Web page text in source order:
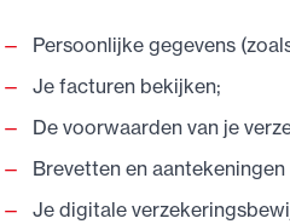
Persoonlijke gegevens
Je facturen bekijken;
De voorwaarden van je
Brevetten en
Je digitale